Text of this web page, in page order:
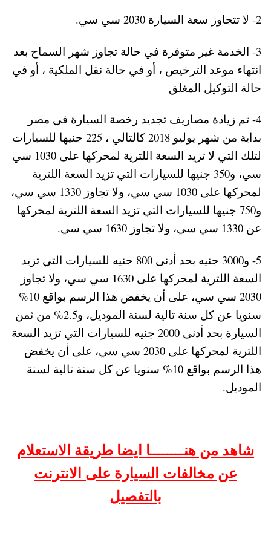
2- لا تتجاوز سعة السيارة 2030 سي سي.
3- الخدمة غير متوفرة في حالة تجاوز شهر السماح بعد
انتهاء موعد الترخيص ، أو في حالة نقل الملكية ، أو في
حالة التوكيل المغلق
4- تم زيادة مصاريف تجديد رخصة السيارة في مصر
بداية من شهر يوليو 2018 كالتالي ، 225 جنيها للسيارات
لتلك التي لا تزيد السعة اللترية لمحركها على 1030 سي
سي، و350 جنيها للسيارات التي تزيد السعة اللترية
لمحركها على 1030 سي سي، ولا تجاوز 1330 سي سي،
و750 جنيها للسيارات التي تزيد السعة اللترية لمحركها
عن 1330 سي سي، ولا تجاوز 1630 سي سي.
5- و3000 جنيه بحد أدنى 800 جنيه للسيارات التي تزيد
السعة اللترية لمحركها على 1630 سي سي، ولا تجاوز
2030 سي سي، على أن يخفض هذا الرسم بواقع 10%
سنويا عن كل سنة تالية لسنة الموديل، و2.5% من ثمن
السيارة بحد أدنى 2000 جنيه للسيارات التي تزيد السعة
اللترية لمحركها على 2030 سي سي، على أن يخفض
هذا الرسم بواقع 10% سنويا عن كل سنة تالية لسنة
الموديل.
شاهد من هنــــــــا ايضا طريقة الاستعلام
عن مخالفات السيارة على الانترنت
بالتفصيل